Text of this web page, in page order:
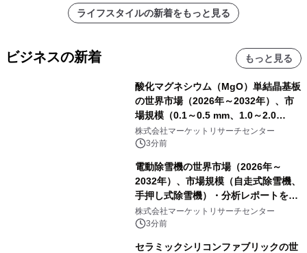
ライフスタイルの新着をもっと見る
ビジネスの新着 もっと見る
酸化マグネシウム（MgO）単結晶基板
の世界市場（2026年～2032年）、市
場規模（0.1～0.5 mm、1.0～2.0
mm、その他）・分析レポートを発表
株式会社マーケットリサーチセンター
3分前
電動除雪機の世界市場（2026年～
2032年）、市場規模（自走式除雪機、
手押し式除雪機）・分析レポートを発
表
株式会社マーケットリサーチセンター
3分前
セラミックシリコンファブリックの世